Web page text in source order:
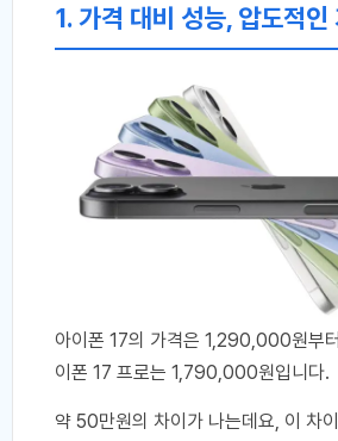
1. 가격 대비 성능, 압도적인
아이폰 17의 가격은 1,290,000원부
이폰 17 프로는 1,790,000원입니다.
약 50만원의 차이가 나는데요, 이 차